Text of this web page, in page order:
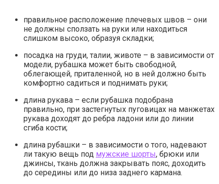
правильное расположение плечевых швов – они
не должны сползать на руки или находиться
слишком высоко, образуя складки;
посадка на груди, талии, животе – в зависимости от
модели, рубашка может быть свободной,
облегающей, приталенной, но в ней должно быть
комфортно садиться и поднимать руки;
длина рукава – если рубашка подобрана
правильно, при застегнутых пуговицах на манжетах
рукава доходят до ребра ладони или до линии
сгиба кости;
длина рубашки – в зависимости о того, надевают
ли такую вещь под мужские шорты, брюки или
джинсы, ткань должна закрывать пояс, доходить
до середины или до низа заднего кармана.